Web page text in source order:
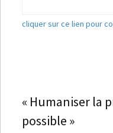
cliquer sur ce lien pour
« Humaniser la
possible »